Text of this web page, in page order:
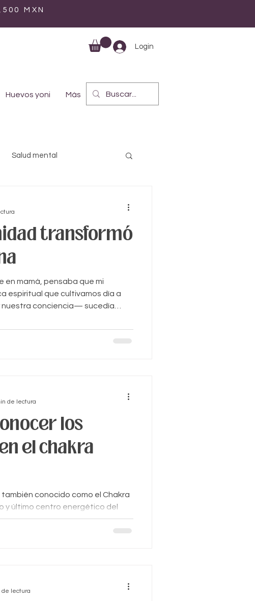
MXN
Login
Huevos yoni Más
Salud mental
transformó
en mamá, pensaba que mi
espiritual que cultivamos día a
nuestra conciencia— sucedía
la meditación, a través del
los
el chakra
también conocido como el Chakra
y último centro energético del
parte ...
de lectura
de lectura